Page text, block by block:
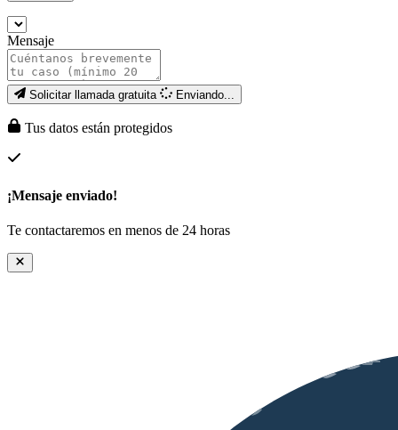
Mensaje
Solicitar llamada gratuita Enviando...
Tus datos están protegidos
¡Mensaje enviado!
Te contactaremos en menos de 24 horas